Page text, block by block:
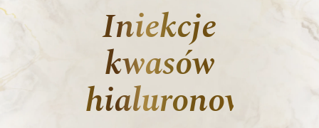
Iniekcje
kwasów
hialuronowych